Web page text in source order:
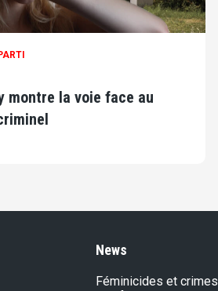
montre la voie face au
News
Féminicides et crimes